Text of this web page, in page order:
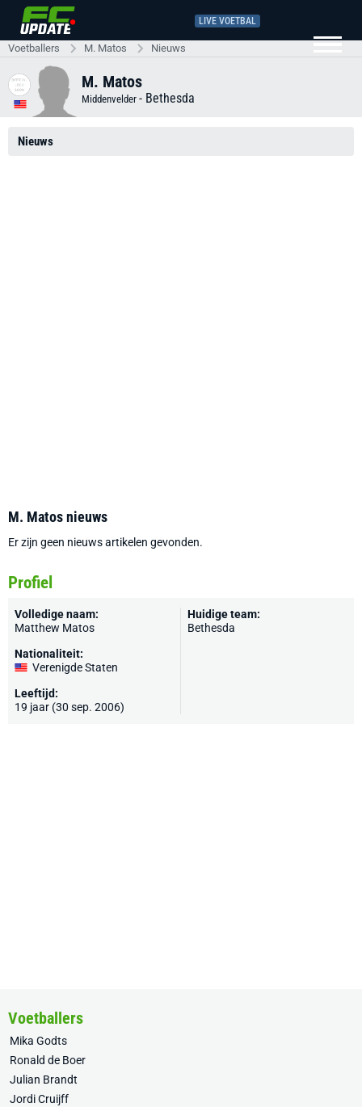
LIVE VOETBAL
Voetballers M. Matos Nieuws
M. Matos
Middenvelder - Bethesda
Nieuws
M. Matos nieuws
Er zijn geen nieuws artikelen gevonden.
Profiel
Volledige naam:
Matthew Matos
Nationaliteit:
Verenigde Staten
Leeftijd:
19 jaar (30 sep. 2006)
Huidige team:
Bethesda
Voetballers
Mika Godts
Ronald de Boer
Julian Brandt
Jordi Cruijff